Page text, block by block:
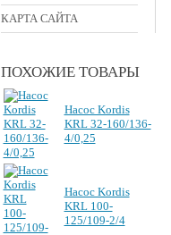
КАРТА САЙТА
ПОХОЖИЕ ТОВАРЫ
Насос Kordis
KRL 32-160/136-
4/0,25
Насос Kordis
KRL 100-
125/109-2/4